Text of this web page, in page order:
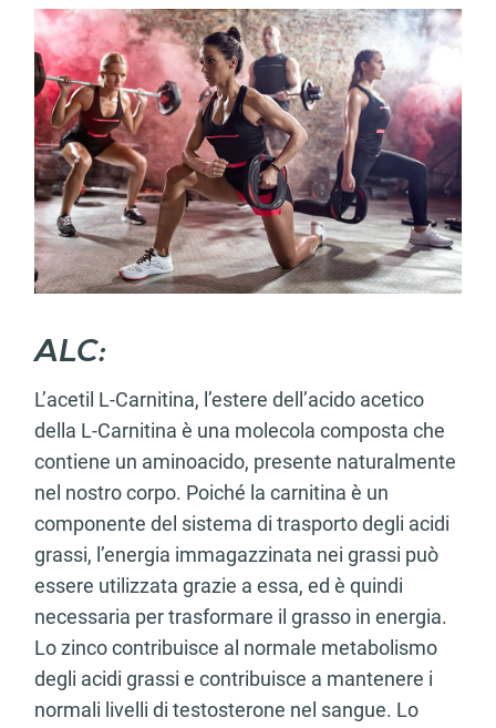
ALC:
L’acetil L-Carnitina, l’estere dell’acido acetico
della L-Carnitina è una molecola composta che
contiene un aminoacido, presente naturalmente
nel nostro corpo. Poiché la carnitina è un
componente del sistema di trasporto degli acidi
grassi, l’energia immagazzinata nei grassi può
essere utilizzata grazie a essa, ed è quindi
necessaria per trasformare il grasso in energia.
Lo zinco contribuisce al normale metabolismo
degli acidi grassi e contribuisce a mantenere i
normali livelli di testosterone nel sangue. Lo